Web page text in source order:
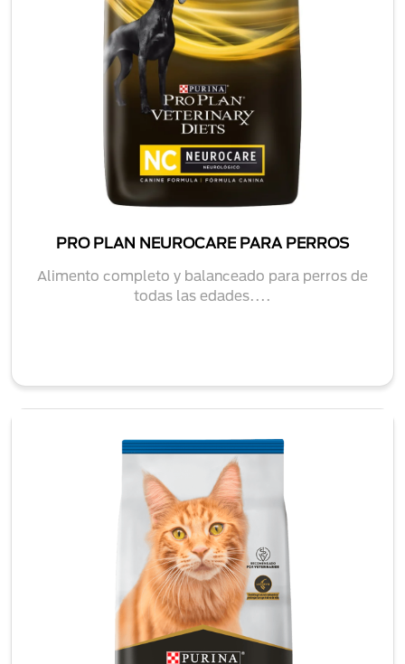
PRO PLAN NEUROCARE PARA PERROS
Alimento completo y balanceado para perros de
todas las edades....